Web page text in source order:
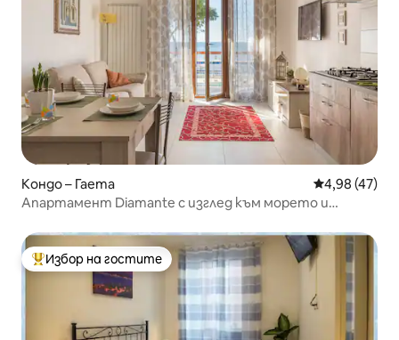
Кондо – Гаета Средна
4,98 (47)
Апартамент Diamante с изглед към морето и
Най-популярен избор на гостите
Избор на гостите